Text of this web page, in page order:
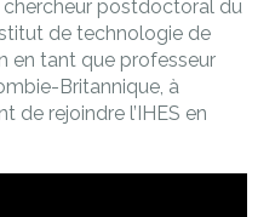
postdoctoral du
de technologie de
en tant que professeur
Britannique, à
de rejoindre l’IHES en